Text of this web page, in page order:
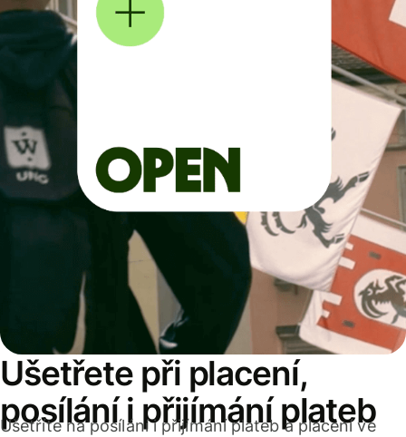
Ušetřete při placení,
posílání i přijímání plateb
Ušetříte na posílání i přijímání plateb a placení ve